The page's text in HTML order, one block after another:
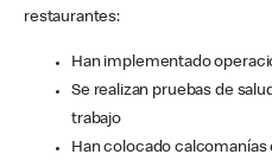
restaurantes:
Han implementado
Se realizan pruebas de
trabajo
Han colocado